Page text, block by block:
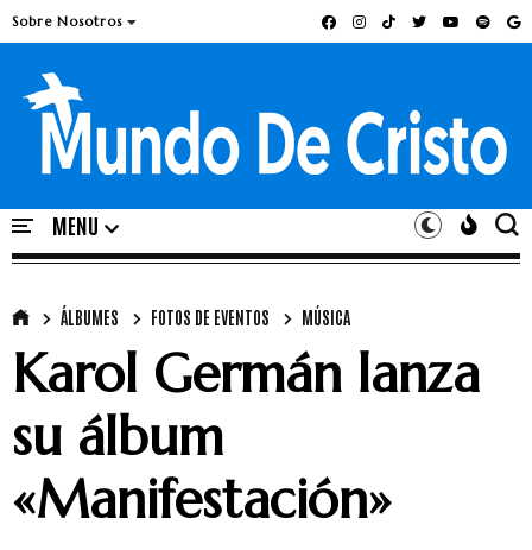
Sobre Nosotros
ÁLBUMES FOTOS DE EVENTOS MÚSICA
Karol Germán lanza
su álbum
«Manifestación»